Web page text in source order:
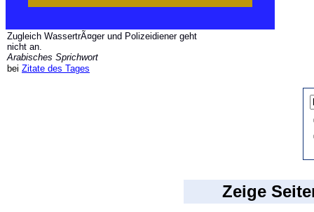
Zugleich WassertrÃ¤ger und Polizeidiener geht
nicht an.
Arabisches Sprichwort
bei Zitate des Tages
Zeige